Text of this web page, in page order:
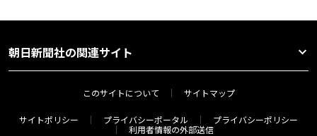
朝日新聞社の関連サイト
このサイトについて サイトマップ
サイトポリシー プライバシーポータル
プライバシーポリシー
利用者情報の外部送信